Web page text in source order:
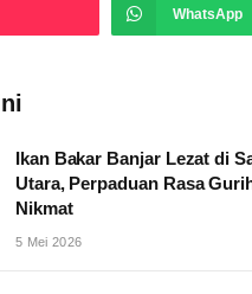
WhatsApp
Ikan Bakar Banjar Lezat di
Utara, Perpaduan Rasa
Nikmat
5 Mei 2026